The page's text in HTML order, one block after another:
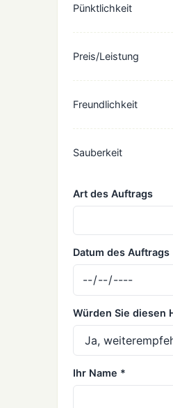
Pünktlichkeit
Preis/Leistung
Freundlichkeit
Sauberkeit
Art des Auftrags
Datum des Auftrags
Würden Sie diesen
Ihr Name *